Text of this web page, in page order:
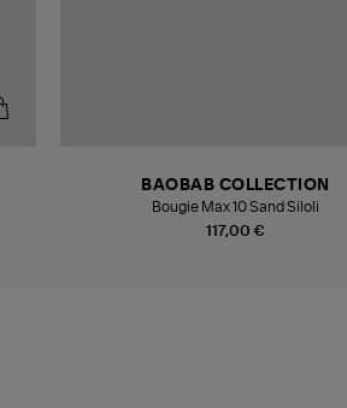
117,00 €
BAOBAB COLLECTION
Bougie Max 10 Sand Siloli